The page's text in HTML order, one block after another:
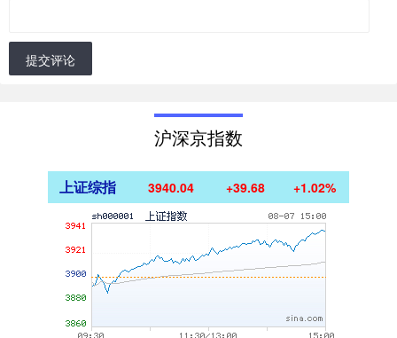
提交评论
沪深京指数
上证综指 3940.04 +39.68 +1.02%